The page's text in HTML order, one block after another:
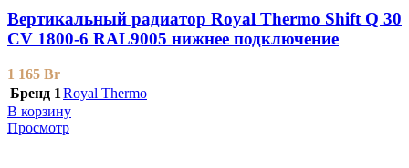
Вертикальный радиатор Royal Thermo Shift Q 30
CV 1800-6 RAL9005 нижнее подключение
1 165 Br
Бренд 1 Royal Thermo
В корзину
Просмотр